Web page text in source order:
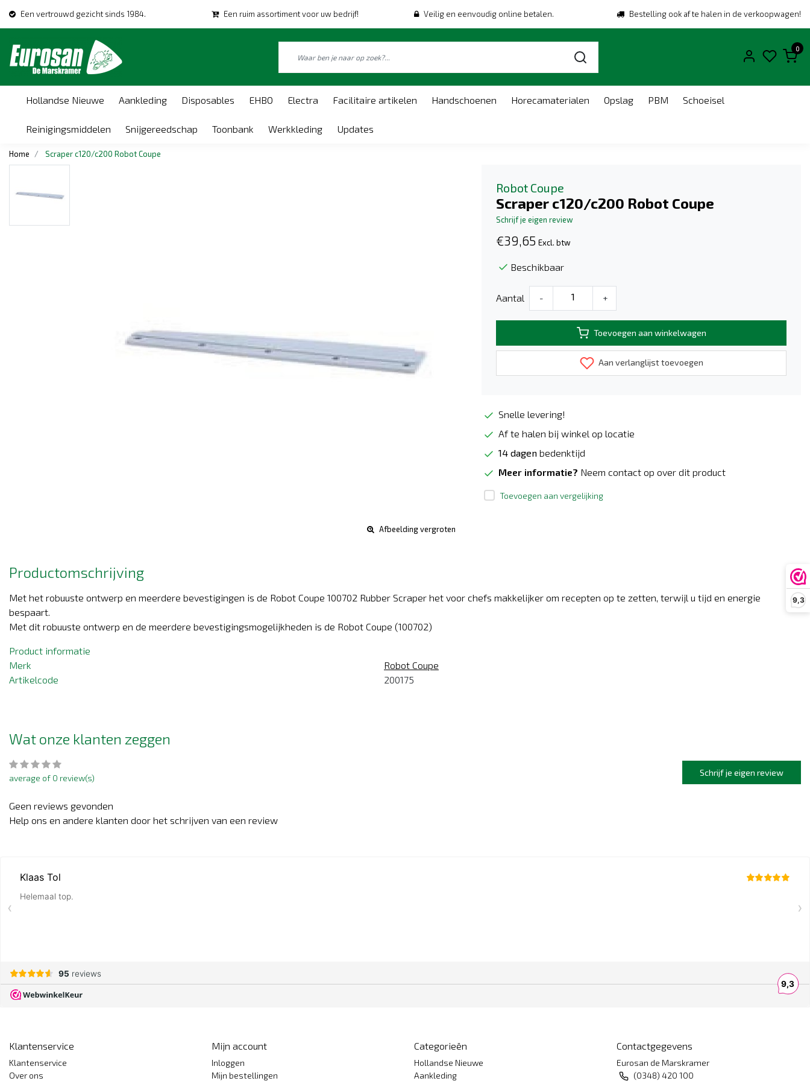
9,3
Een vertrouwd gezicht sinds 1984. Een ruim assortiment voor uw bedrijf! Veilig en eenvoudig online betalen. Bestelling ook af te halen in de verkoopwagen!
0
Hollandse Nieuwe Aankleding Disposables EHBO Electra Facilitaire artikelen Handschoenen Horecamaterialen Opslag PBM Schoeisel
Reinigingsmiddelen Snijgereedschap Toonbank Werkkleding Updates
Home Scraper c120/c200 Robot Coupe
Afbeelding vergroten
Robot Coupe
Scraper c120/c200 Robot Coupe
Schrijf je eigen review
€39,65 Excl. btw
Beschikbaar
Aantal - +
Toevoegen aan winkelwagen
Aan verlanglijst toevoegen
Snelle levering!
Af te halen bij winkel op locatie
14 dagen bedenktijd
Meer informatie? Neem contact op over dit product
Toevoegen aan vergelijking
Productomschrijving
Met het robuuste ontwerp en meerdere bevestigingen is de Robot Coupe 100702 Rubber Scraper het voor chefs makkelijker om recepten op te zetten, terwijl u tijd en energie
bespaart.
Met dit robuuste ontwerp en de meerdere bevestigingsmogelijkheden is de Robot Coupe (100702)
Product informatie
Merk
Robot Coupe
Artikelcode
200175
Wat onze klanten zeggen
average of 0 review(s)
Schrijf je eigen review
Geen reviews gevonden
Help ons en andere klanten door het schrijven van een review
Klantenservice
Klantenservice
Over ons
Mijn account
Inloggen
Mijn bestellingen
Categorieën
Hollandse Nieuwe
Aankleding
Contactgegevens
Eurosan de Marskramer
(0348) 420 100